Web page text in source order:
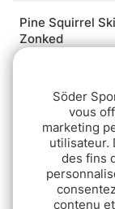
Pine Squirrel
Zonked
Söder
vous
marketing
utilisateur.
des fins
contenu